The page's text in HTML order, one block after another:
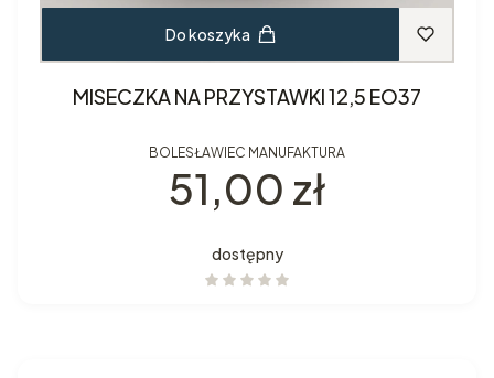
Do koszyka
MISECZKA NA PRZYSTAWKI 12,5 EO37
BOLESŁAWIEC MANUFAKTURA
Cena
51,00 zł
dostępny